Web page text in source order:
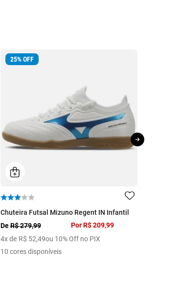
25%OFF
Chuteira Futsal Mizuno Regent IN Infantil
DeR$ 279,99
4x de R$ 52,49ou 10% Off no PIX
Por R$ 209,99
10 cores disponíveis